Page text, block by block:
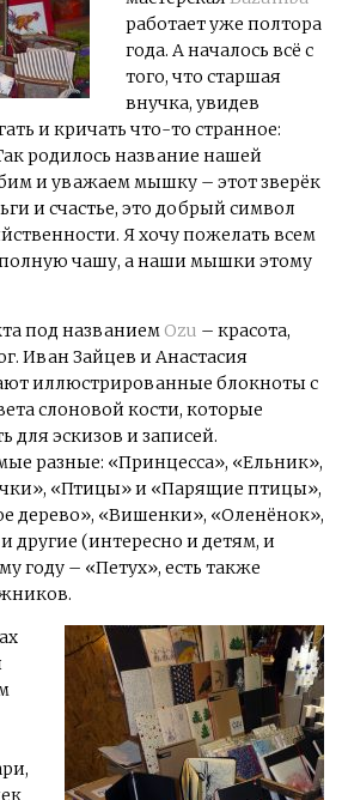
работает уже полтора
года. А началось всё с
того, что старшая
внучка, увидев
и кричать что-то странное:
родилось название нашей
и уважаем мышку – этот зверёк
и счастье, это добрый символ
Я хочу пожелать всем
чашу, а наши мышки этому
под названием Ozu – красота,
Иван Зайцев и Анастасия
иллюстрированные блокноты с
слоновой кости, которые
для эскизов и записей.
разные: «Принцесса», «Ельник»,
«Птицы» и «Парящие птицы»,
дерево», «Вишенки», «Оленёнок»,
другие (интересно и детям, и
году – «Петух», есть также